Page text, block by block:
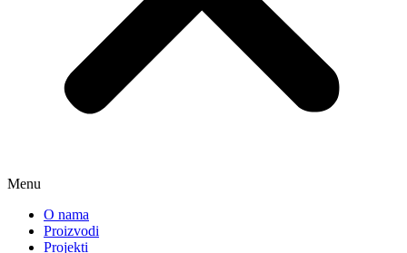
Menu
O nama
Proizvodi
Projekti